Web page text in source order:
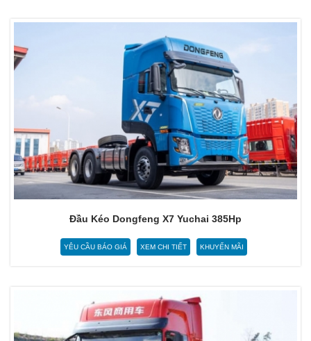
Đầu Kéo Dongfeng X7 Yuchai 385Hp
YÊU CẦU BÁO GIÁ XEM CHI TIẾT KHUYẾN MÃI